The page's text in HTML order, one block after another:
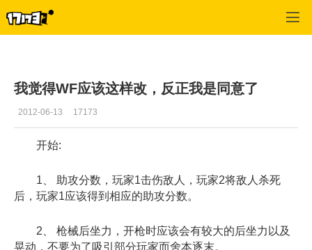
我觉得WF应该这样改，反正我是同意了
2012-06-13 17173
开始:
1、 助攻分数，玩家1击伤敌人，玩家2将敌人杀死
后，玩家1应该得到相应的助攻分数。
2、 枪械后坐力，开枪时应该会有较大的后坐力以及
晃动，不要为了吸引部分玩家而舍本逐末。